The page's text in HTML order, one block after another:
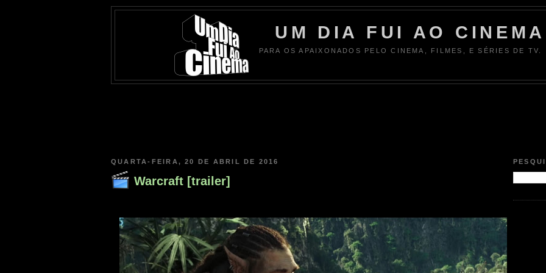
UM DIA FUI AO CINEMA
PARA OS APAIXONADOS PELO CINEMA, FILMES, E SÉRIES DE TV.
QUARTA-FEIRA, 20 DE ABRIL DE 2016
Warcraft [trailer]